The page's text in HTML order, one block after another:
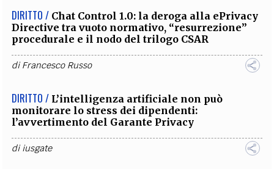
DIRITTO / Chat Control 1.0: la deroga alla ePrivacy
Directive tra vuoto normativo, “resurrezione”
procedurale e il nodo del trilogo CSAR
diFrancesco Russo
DIRITTO / L’intelligenza artificiale non può
monitorare lo stress dei dipendenti:
l’avvertimento del Garante Privacy
diiusgate